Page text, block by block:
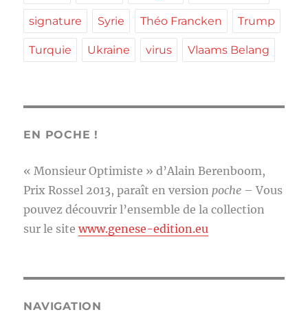
signature Syrie Théo Francken Trump
Turquie Ukraine virus Vlaams Belang
EN POCHE !
« Monsieur Optimiste » d’Alain Berenboom,
Prix Rossel 2013, paraît en version poche – Vous
pouvez découvrir l’ensemble de la collection
sur le sitewww.genese-edition.eu
NAVIGATION